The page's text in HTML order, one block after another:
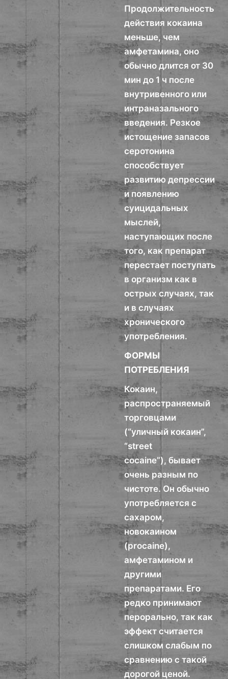
Продолжительность
действия кокаина
меньше, чем
амфетамина, оно
обычно длится от 30
мин до 1 ч после
внутривенного или
интраназального
введения. Резкое
истощение запасов
серотонина
способствует
развитию депрессии
и появлению
суицидальных
мыслей,
наступающих после
того, как препарат
перестает поступать
в организм как в
острых случаях, так
и в случаях
хронического
употребления.
ФОРМЫ
ПОТРЕБЛЕНИЯ
Кокаин,
распространяемый
торговцами
(“уличный кокаин”,
“street
cocaine”), бывает
очень разным по
чистоте. Он обычно
употребляется с
сахаром,
новокаином
(procaine),
амфетамином и
другими
препаратами. Его
редко принимают
перорально, так как
эффект считается
слишком слабым по
сравнению с такой
дорогой ценой.